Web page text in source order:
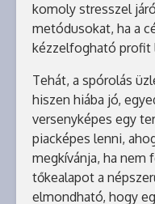
komoly stresszel
metódusokat, ha a
kézzelfogható profit
Tehát, a spórolás
hiszen hiába jó,
versenyképes egy
piacképes lenni,
megkívánja, ha
tőkealapot a
elmondható, hogy